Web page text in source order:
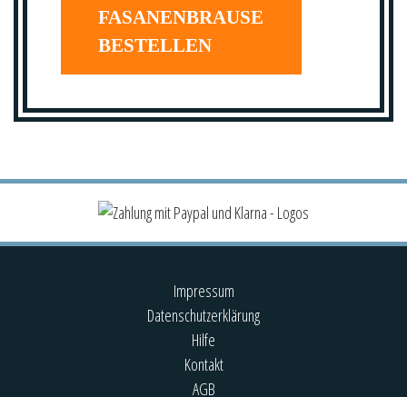
FASANENBRAUSE
BESTELLEN
Impressum
Datenschutzerklärung
Hilfe
Kontakt
AGB